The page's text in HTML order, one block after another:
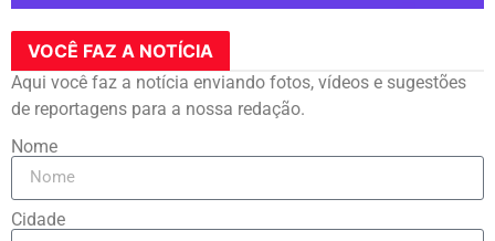
VOCÊ FAZ A NOTÍCIA
Aqui você faz a notícia enviando fotos, vídeos e sugestões
de reportagens para a nossa redação.
Nome
Cidade